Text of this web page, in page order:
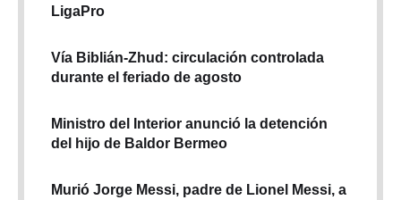
LigaPro
Vía Biblián-Zhud: circulación controlada
durante el feriado de agosto
Ministro del Interior anunció la detención
del hijo de Baldor Bermeo
Murió Jorge Messi, padre de Lionel Messi, a